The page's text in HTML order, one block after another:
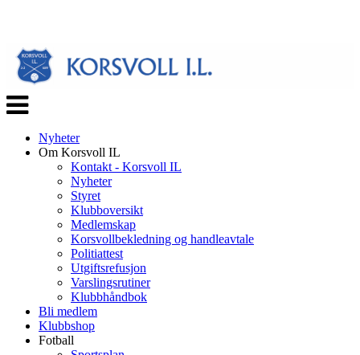
Veksle
navigasjon
Nyheter
Om Korsvoll IL
Kontakt - Korsvoll IL
Nyheter
Styret
Klubboversikt
Medlemskap
Korsvollbekledning og handleavtale
Politiattest
Utgiftsrefusjon
Varslingsrutiner
Klubbhåndbok
Bli medlem
Klubbshop
Fotball